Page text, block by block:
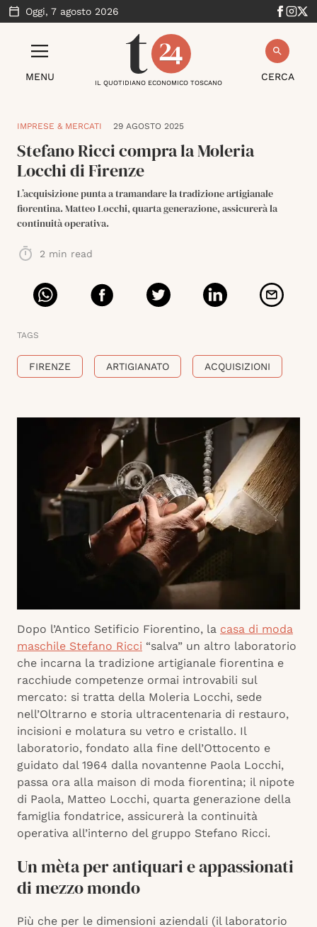
Oggi, 7 agosto 2026
MENU CERCA
IL QUOTIDIANO ECONOMICO TOSCANO
IMPRESE & MERCATI 29 AGOSTO 2025
Stefano Ricci compra la Moleria
Locchi di Firenze
L’acquisizione punta a tramandare la tradizione artigianale
fiorentina. Matteo Locchi, quarta generazione, assicurerà la
continuità operativa.
2 min read
TAGS
FIRENZE ARTIGIANATO ACQUISIZIONI
Dopo l’Antico Setificio Fiorentino, la casa di moda
maschile Stefano Ricci “salva” un altro laboratorio
che incarna la tradizione artigianale fiorentina e
racchiude competenze ormai introvabili sul
mercato: si tratta della Moleria Locchi, sede
nell’Oltrarno e storia ultracentenaria di restauro,
incisioni e molatura su vetro e cristallo. Il
laboratorio, fondato alla fine dell’Ottocento e
guidato dal 1964 dalla novantenne Paola Locchi,
passa ora alla maison di moda fiorentina; il nipote
di Paola, Matteo Locchi, quarta generazione della
famiglia fondatrice, assicurerà la continuità
operativa all’interno del gruppo Stefano Ricci.
Un mèta per antiquari e appassionati
di mezzo mondo
Più che per le dimensioni aziendali (il laboratorio